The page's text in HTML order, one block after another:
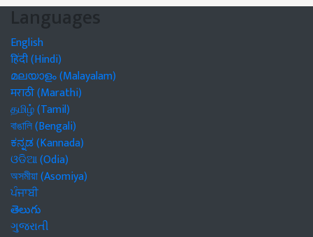
Languages
English
हिंदी (Hindi)
മലയാളം (Malayalam)
मराठी (Marathi)
தமிழ் (Tamil)
বাঙালি (Bengali)
ಕನ್ನಡ (Kannada)
ଓଡିଆ (Odia)
অসমীয়া (Asomiya)
ਪੰਜਾਬੀ
తెలుగు
ગુજરાતી